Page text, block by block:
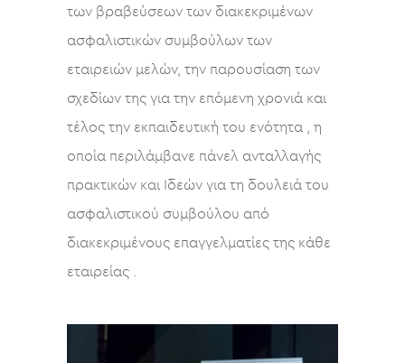
των βραβεύσεων των διακεκριμένων
ασφαλιστικών συμβούλων των
εταιρειών μελών, την παρουσίαση των
σχεδίων της για την επόμενη χρονιά και
τέλος την εκπαιδευτική του ενότητα , η
οποία περιλάμβανε πάνελ ανταλλαγής
πρακτικών και Ιδεών για τη δουλειά του
ασφαλιστικού συμβούλου από
διακεκριμένους επαγγελματίες της κάθε
εταιρείας .